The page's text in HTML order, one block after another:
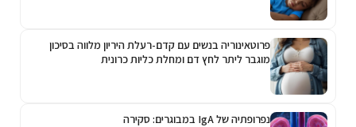
פרוטאינוריה בנשים עם קדם-רעלת היריון מלווה בסיכון
מוגבר ליתר לחץ דם ומחלת כליות כרונית
נפרופתיה של IgA במבוגרים: סקירה